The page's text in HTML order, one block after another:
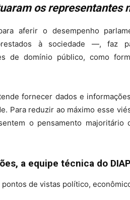
os representantes
aferir o desempenho
à sociedade —, faz
de domínio público, como
fornecer dados e
Para reduzir ao máximo esse
o pensamento majoritário
a equipe técnica do
de vistas político,